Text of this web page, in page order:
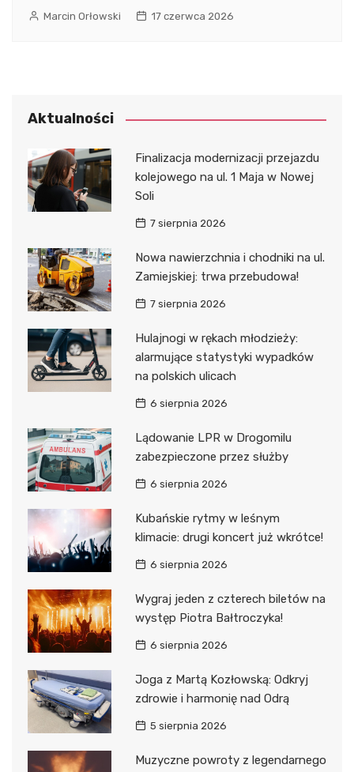
Marcin Orłowski 17 czerwca 2026
Aktualności
Finalizacja modernizacji przejazdu
kolejowego na ul. 1 Maja w Nowej
Soli
7 sierpnia 2026
Nowa nawierzchnia i chodniki na ul.
Zamiejskiej: trwa przebudowa!
7 sierpnia 2026
Hulajnogi w rękach młodzieży:
alarmujące statystyki wypadków
na polskich ulicach
6 sierpnia 2026
Lądowanie LPR w Drogomilu
zabezpieczone przez służby
6 sierpnia 2026
Kubańskie rytmy w leśnym
klimacie: drugi koncert już wkrótce!
6 sierpnia 2026
Wygraj jeden z czterech biletów na
występ Piotra Bałtroczyka!
6 sierpnia 2026
Joga z Martą Kozłowską: Odkryj
zdrowie i harmonię nad Odrą
5 sierpnia 2026
Muzyczne powroty z legendarnego